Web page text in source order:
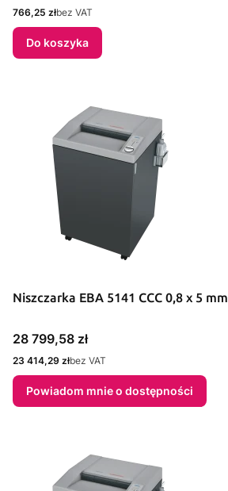
Cena
766,25 złbez VAT
Do koszyka
Niszczarka EBA 5141 CCC 0,8 x 5 mm
Cena
28 799,58 zł
Cena
23 414,29 złbez VAT
Powiadom mnie o dostępności